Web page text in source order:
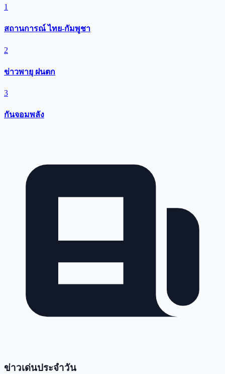
1
สถานการณ์ ไทย-กัมพูชา
2
ข่าวพายุ ฝนตก
3
กันจอมพลัง
ข่าวเด่นประจำวัน